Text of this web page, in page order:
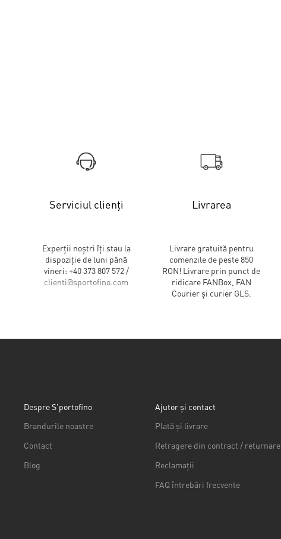
Serviciul clienți
Experții noștri îți stau la
dispoziție de luni până
vineri: +40 373 807 572 /
clienti@sportofino.com
Livrarea
Livrare gratuită pentru
comenzile de peste 850
RON! Livrare prin punct de
ridicare FANBox, FAN
Courier și curier GLS.
Despre S'portofino
Brandurile noastre
Contact
Blog
Ajutor și contact
Plată și livrare
Retragere din contract / returnare
Reclamații
FAQ întrebări frecvente